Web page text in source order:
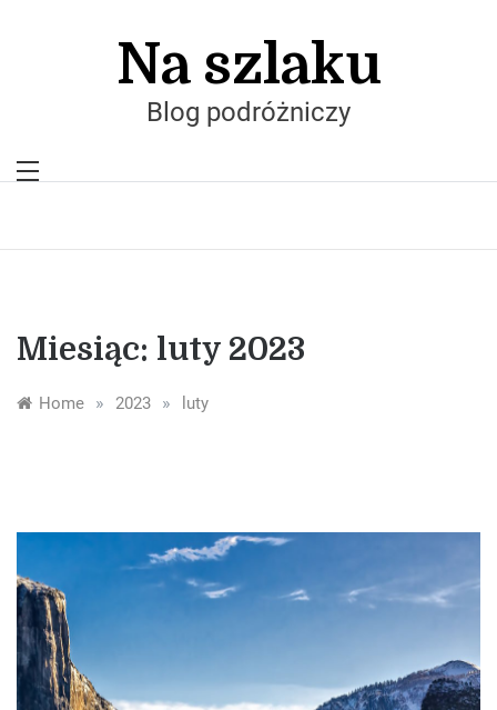
Na szlaku
Blog podróżniczy
Miesiąc: luty 2023
Home » 2023 » luty